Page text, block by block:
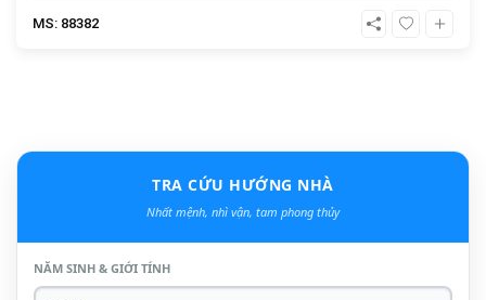
MS: 88382
TRA CỨU HƯỚNG NHÀ
Nhất mệnh, nhì vận, tam phong thủy
NĂM SINH & GIỚI TÍNH